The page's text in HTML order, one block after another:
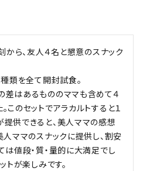
から、友人４名と懇意のスナック
種類を全て開封試食。
差はあるもののママも含めて４
このセットでアラカルトすると１
供できると、美人ママの感想
人ママのスナックに提供し、割安
は値段・質・量的に大満足でし
トが楽しみです。